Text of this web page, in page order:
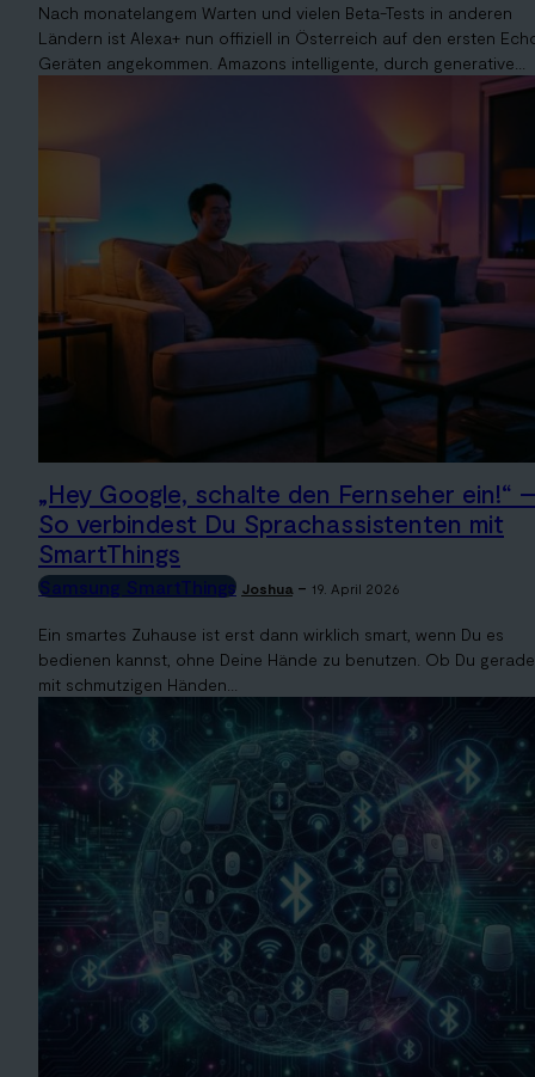
Nach monatelangem Warten und vielen Beta-Tests in anderen
Ländern ist Alexa+ nun offiziell in Österreich auf den ersten
Geräten angekommen. Amazons intelligente, durch generative...
„Hey Google, schalte den Fernseher ein!“ –
So verbindest Du Sprachassistenten mit
SmartThings
Samsung SmartThings Joshua - 19. April 2026
Ein smartes Zuhause ist erst dann wirklich smart, wenn Du es
bedienen kannst, ohne Deine Hände zu benutzen. Ob Du gerade
mit schmutzigen Händen...